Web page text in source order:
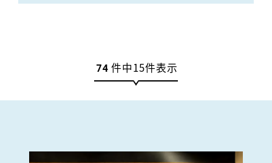
74 件中15件表示